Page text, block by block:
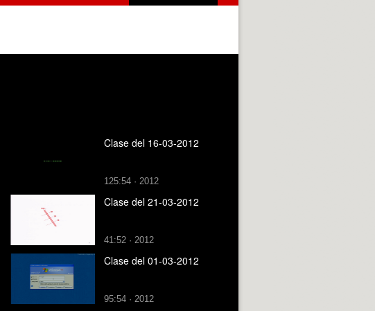
Clase del 16-03-2012
125:54 · 2012
Clase del 21-03-2012
41:52 · 2012
Clase del 01-03-2012
95:54 · 2012